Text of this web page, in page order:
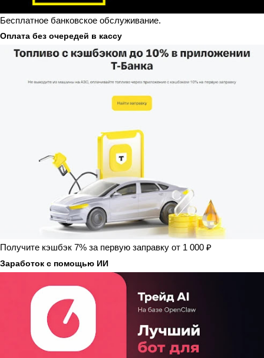
Бесплатное банковское обслуживание.
Оплата без очередей в кассу
Получите кэшбэк 7% за первую заправку от 1 000 ₽
Заработок с помощью ИИ